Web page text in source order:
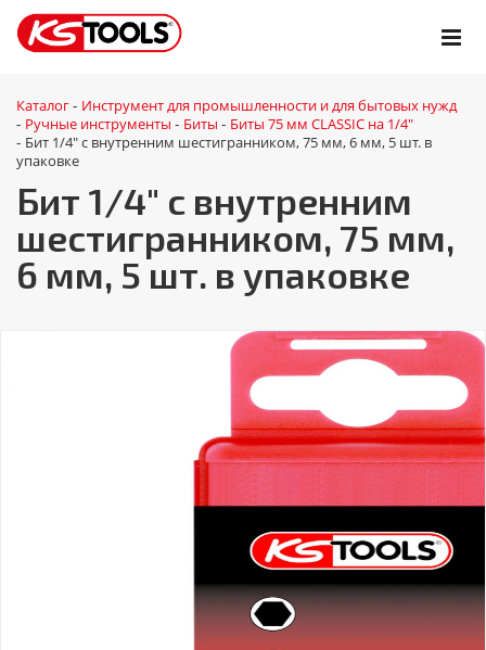
Каталог - Инструмент для промышленности и для бытовых нужд
- Ручные инструменты - Биты - Биты 75 мм CLASSIC на 1/4"
- Бит 1/4" с внутренним шестигранником, 75 мм, 6 мм, 5 шт. в
упаковке
Бит 1/4" с внутренним
шестигранником, 75 мм,
6 мм, 5 шт. в упаковке